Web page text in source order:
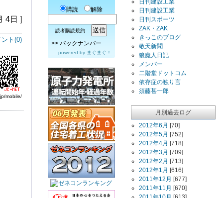
4日 ]
ント(0)
mobile/
購読
解除
読者購読規約
>> バックナンバー
powered by まぐまぐ！
日刊建設工業
日刊建設工業
日刊スポーツ
ZAK・ZAK
きっこのブログ
敬天新聞
狼魔人日記
メンバー
二階堂ドットコム
依存症の独り言
須藤甚一郎
月別過去ログ
2012年6月 [70]
2012年5月 [752]
2012年4月 [718]
2012年3月 [709]
2012年2月 [713]
2012年1月 [616]
2011年12月 [677]
2011年11月 [670]